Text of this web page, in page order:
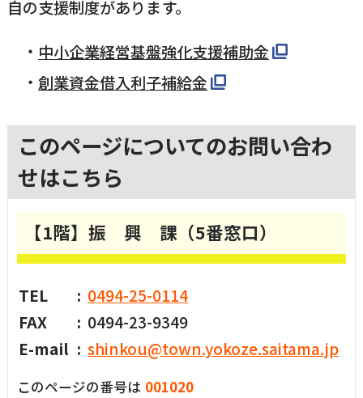
自の支援制度があります。
中小企業経営基盤強化支援補助金
創業資金借入利子補給金
このページについてのお問い合わ
せはこちら
【1階】振 興 課（5番窓口）
TEL
0494-25-0114
FAX
0494-23-9349
E-mail
shinkou@town.yokoze.saitama.jp
このページの番号は 001020